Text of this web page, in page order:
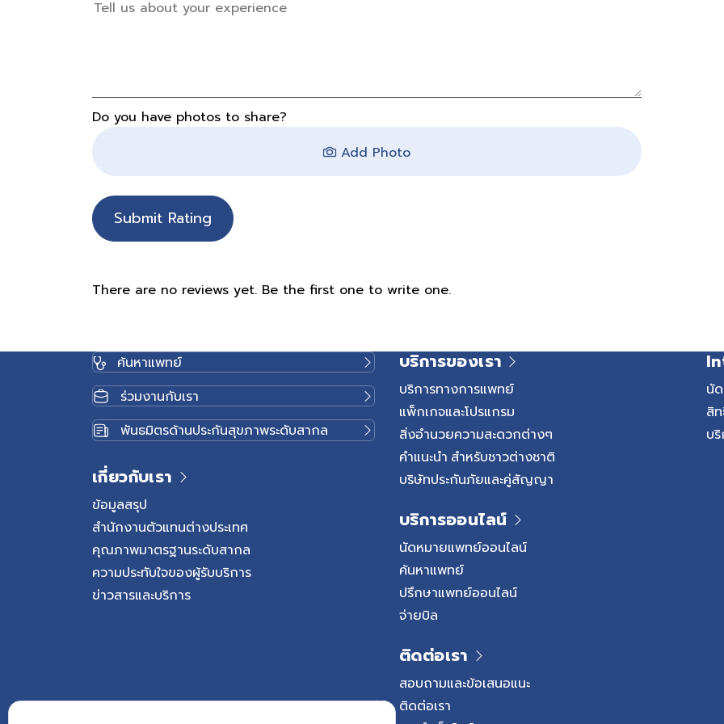
Do you have photos to share?
Add Photo
Submit Rating
There are no reviews yet. Be the first one to write one.
ค้นหาแพทย์
ร่วมงานกับเรา
พันธมิตรด้านประกันสุขภาพระดับสากล
เกี่ยวกับเรา
ข้อมูลสรุป
สำนักงานตัวแทนต่างประเทศ
คุณภาพมาตรฐานระดับสากล
ความประทับใจของผู้รับบริการ
ข่าวสารและบริการ
บริการของเรา
บริการทางการแพทย์
แพ็กเกจและโปรแกรม
สิ่งอำนวยความสะดวกต่างๆ
คำแนะนำ สำหรับชาวต่างชาติ
บริษัทประกันภัยและคู่สัญญา
บริการออนไลน์
นัดหมายแพทย์ออนไลน์
ค้นหาแพทย์
ปรึกษาแพทย์ออนไลน์
จ่ายบิล
ติดต่อเรา
สอบถามและข้อเสนอแนะ
ติดต่อเรา
นั
สิท
บริ